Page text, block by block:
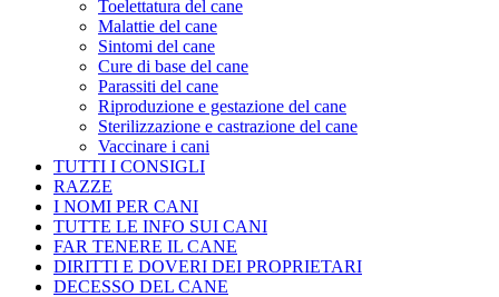
Toelettatura del cane
Malattie del cane
Sintomi del cane
Cure di base del cane
Parassiti del cane
Riproduzione e gestazione del cane
Sterilizzazione e castrazione del cane
Vaccinare i cani
TUTTI I CONSIGLI
RAZZE
I NOMI PER CANI
TUTTE LE INFO SUI CANI
FAR TENERE IL CANE
DIRITTI E DOVERI DEI PROPRIETARI
DECESSO DEL CANE